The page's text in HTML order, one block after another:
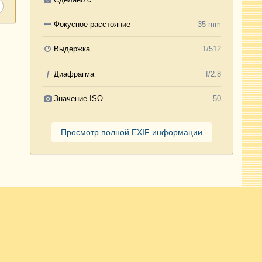
Фокусное расстояние 35 mm
Выдержка 1/512
f Диафрагма f/2.8
Значение ISO 50
Просмотр полной EXIF информации